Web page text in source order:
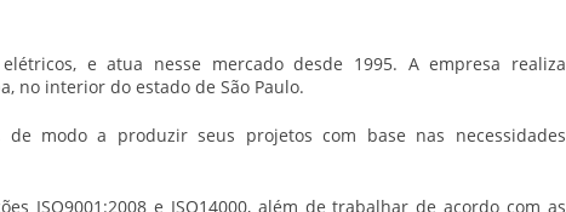
e atua nesse mercado desde 1995. A empresa realiza
no interior do estado de São Paulo.
modo a produzir seus projetos com base nas necessidades
ISO9001:2008 e ISO14000, além de trabalhar de acordo com as